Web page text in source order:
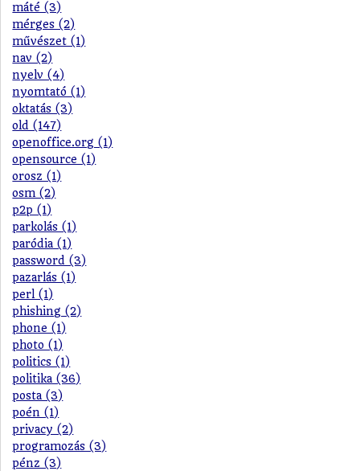
máté (3)
mérges (2)
művészet (1)
nav (2)
nyelv (4)
nyomtató (1)
oktatás (3)
old (147)
openoffice.org (1)
opensource (1)
orosz (1)
osm (2)
p2p (1)
parkolás (1)
paródia (1)
password (3)
pazarlás (1)
perl (1)
phishing (2)
phone (1)
photo (1)
politics (1)
politika (36)
posta (3)
poén (1)
privacy (2)
programozás (3)
pénz (3)